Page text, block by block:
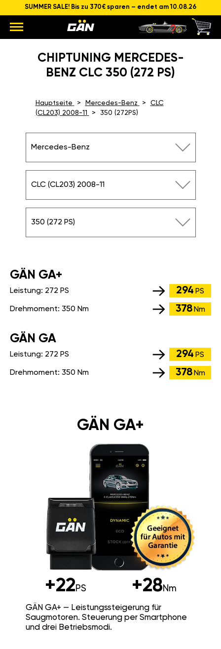
SUMMER SALE! Bis zu 370€ sparen – endet am 10.08.26
CHIPTUNING MERCEDES-
BENZ CLC 350 (272 PS)
Hauptseite Mercedes-Benz
CLC
(CL203) 2008-11
350 (272PS)
Mercedes-Benz
CLC (CL203) 2008-11
350 (272 PS)
GÄN GA+
Leistung: 272 PS 294 PS
Drehmoment: 350 Nm 378 Nm
GÄN GA
Leistung: 272 PS 294 PS
Drehmoment: 350 Nm 378 Nm
GÄN GA+
+22PS +28Nm
GÄN GA+ — Leistungssteigerung für
Saugmotoren. Steuerung per Smartphone
und drei Betriebsmodi.